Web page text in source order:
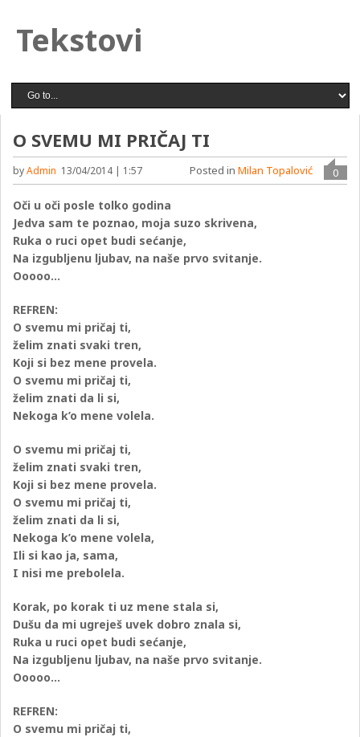
Tekstovi
O SVEMU MI PRIČAJ TI
byAdmin 13/04/2014 | 1:57 0
Posted in Milan Topalović
Oči u oči posle tolko godina
Jedva sam te poznao, moja suzo skrivena,
Ruka o ruci opet budi sećanje,
Na izgubljenu ljubav, na naše prvo svitanje.
Ooooo…
REFREN:
O svemu mi pričaj ti,
želim znati svaki tren,
Koji si bez mene provela.
O svemu mi pričaj ti,
želim znati da li si,
Nekoga k’o mene volela.
O svemu mi pričaj ti,
želim znati svaki tren,
Koji si bez mene provela.
O svemu mi pričaj ti,
želim znati da li si,
Nekoga k’o mene volela,
Ili si kao ja, sama,
I nisi me prebolela.
Korak, po korak ti uz mene stala si,
Dušu da mi ugreješ uvek dobro znala si,
Ruka u ruci opet budi sećanje,
Na izgubljenu ljubav, na naše prvo svitanje.
Ooooo…
REFREN:
O svemu mi pričaj ti,